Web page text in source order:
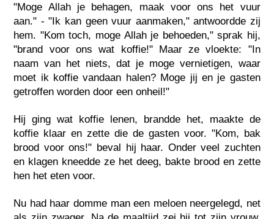
"Moge Allah je behagen, maak voor ons het vuur
aan." - "Ik kan geen vuur aanmaken," antwoordde zij
hem. "Kom toch, moge Allah je behoeden," sprak hij,
"brand voor ons wat koffie!" Maar ze vloekte: "In
naam van het niets, dat je moge vernietigen, waar
moet ik koffie vandaan halen? Moge jij en je gasten
getroffen worden door een onheil!"
Hij ging wat koffie lenen, brandde het, maakte de
koffie klaar en zette die de gasten voor. "Kom, bak
brood voor ons!" beval hij haar. Onder veel zuchten
en klagen kneedde ze het deeg, bakte brood en zette
hen het eten voor.
Nu had haar domme man een meloen neergelegd, net